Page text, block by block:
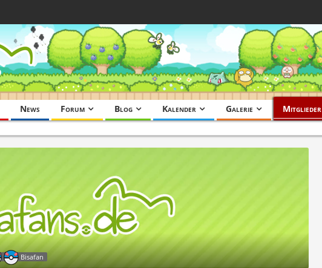
News Forum Blog Kalender Galerie Mitglieder
Bisafan